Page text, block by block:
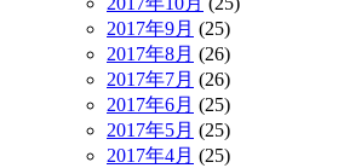
2017年9月 (25)
2017年8月 (26)
2017年7月 (26)
2017年6月 (25)
2017年5月 (25)
2017年4月 (25)